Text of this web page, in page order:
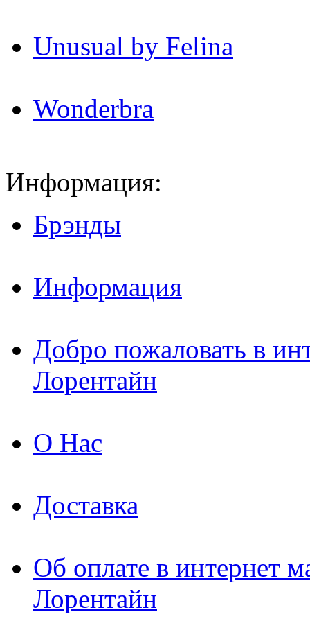
Unusual by Felina
Wonderbra
Информация:
Брэнды
Информация
Добро пожаловать в
Лорентайн
О Нас
Доставка
Об оплате в интернет
Лорентайн